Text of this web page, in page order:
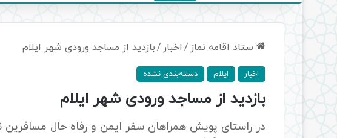
ستاد اقامه نماز / اخبار /بازدید از مساجد ورودی شهر ایلام
اخبار ایلام دسته‌بندی نشده
بازدید از مساجد ورودی شهر ایلام
در راستای پویش همراهان سفر ایمن و رفاه حال مسافرین